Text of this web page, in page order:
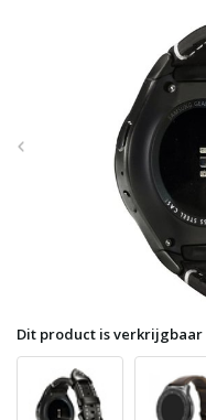
Dit product is verkrijgbaar